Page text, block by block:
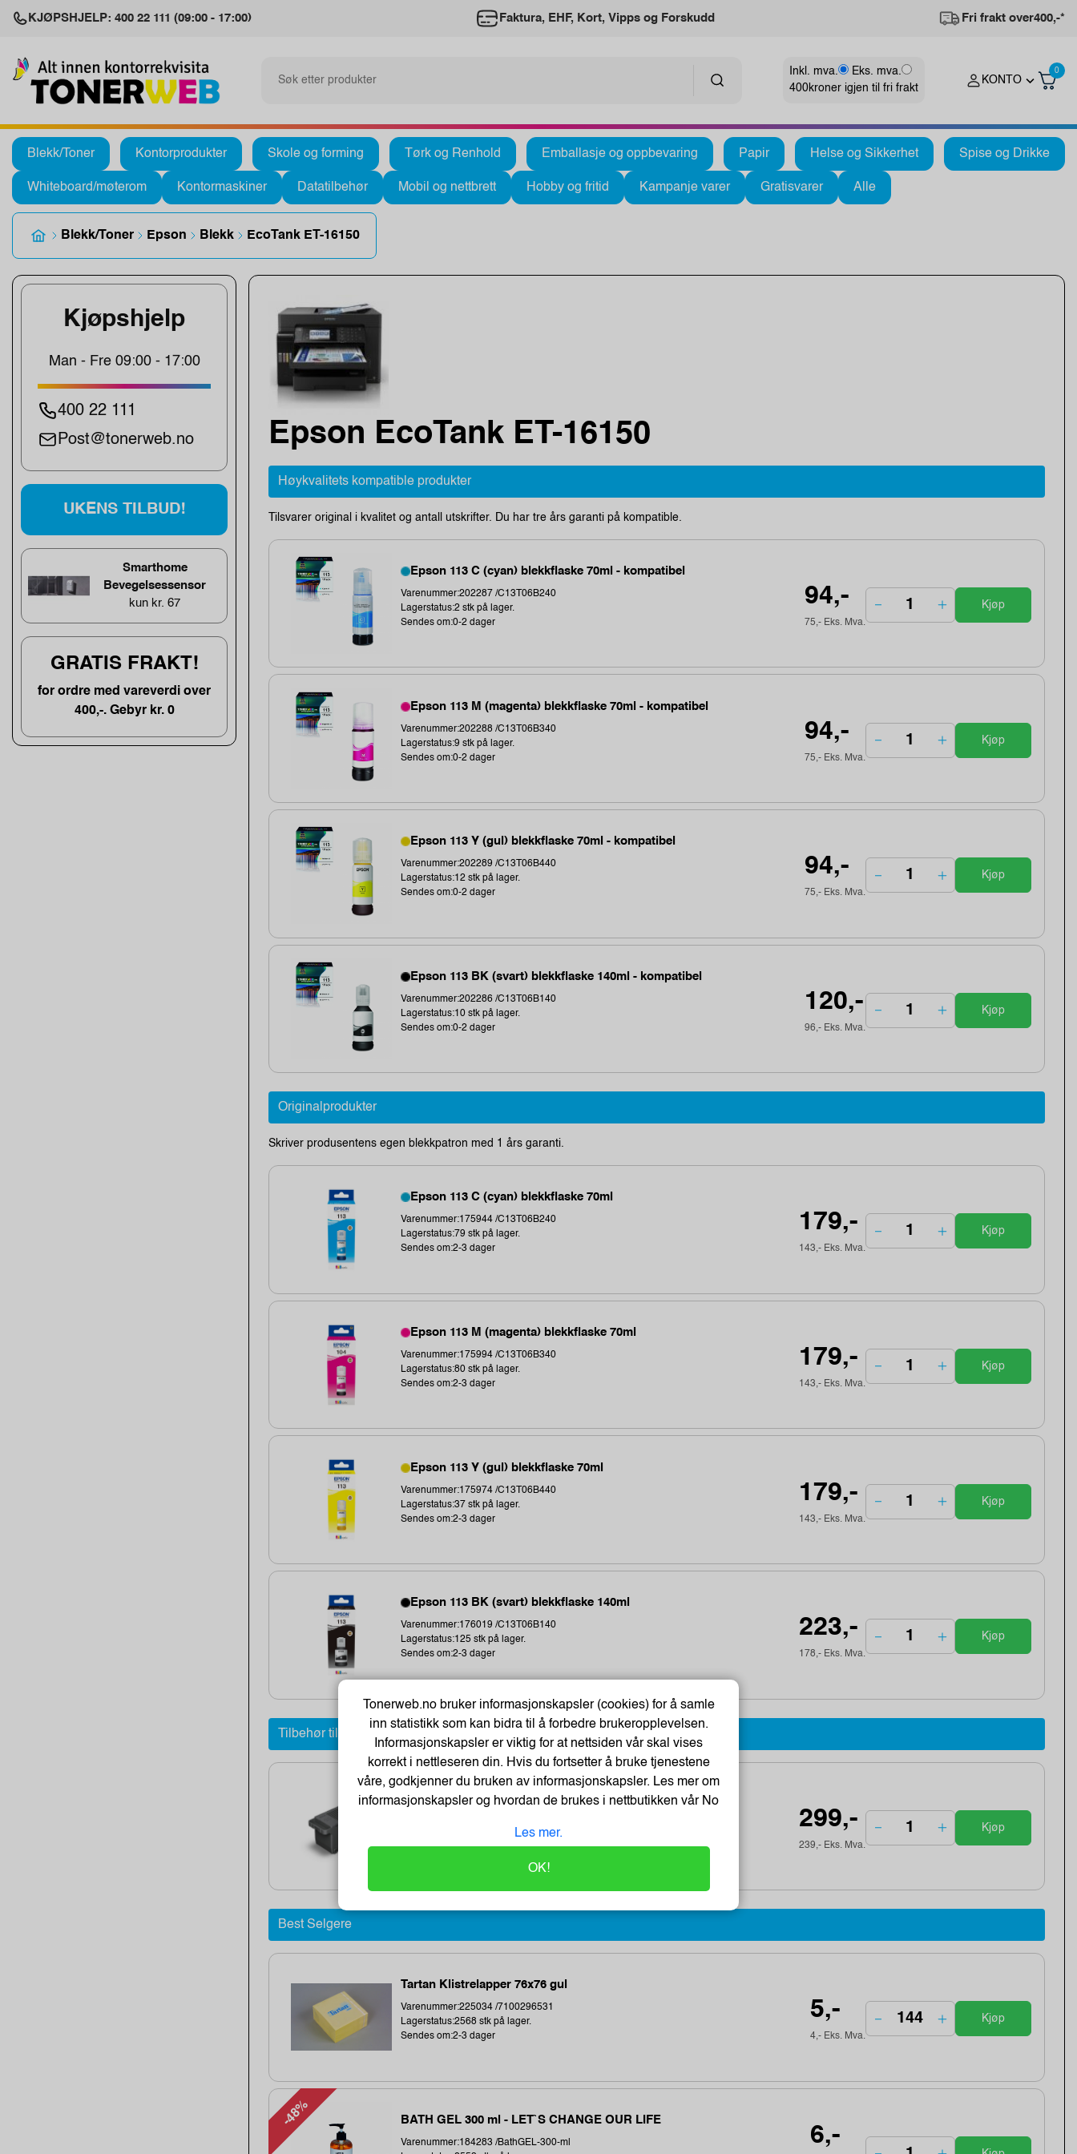
KJØPSHJELP: 400 22 111 (09:00 - 17:00) Faktura, EHF, Kort, Vipps og Forskudd Fri frakt over400,-*
Inkl. mva.
Eks. mva.
400kroner igjen til fri frakt
KONTO
0
Blekk/Toner Kontorprodukter Skole og forming Tørk og Renhold Emballasje og oppbevaring Papir Helse og Sikkerhet Spise og Drikke
Whiteboard/møterom Kontormaskiner Datatilbehør Mobil og nettbrett Hobby og fritid Kampanje varer Gratisvarer Alle
Blekk/Toner Epson Blekk EcoTank ET-16150
Kjøpshjelp
Man - Fre 09:00 - 17:00
400 22 111
Post@tonerweb.no
UKENS TILBUD!
Smarthome
Bevegelsessensor
kun kr. 67
GRATIS FRAKT!
for ordre med vareverdi over
400,-. Gebyr kr. 0
Epson EcoTank ET-16150
Høykvalitets kompatible produkter
Tilsvarer original i kvalitet og antall utskrifter. Du har tre års garanti på kompatible.
Epson 113 C (cyan) blekkflaske 70ml - kompatibel
Varenummer:202287 /C13T06B240
Lagerstatus:2 stk på lager.
Sendes om:0-2 dager
94,-
75,- Eks. Mva.
Kjøp
Epson 113 M (magenta) blekkflaske 70ml - kompatibel
Varenummer:202288 /C13T06B340
Lagerstatus:9 stk på lager.
Sendes om:0-2 dager
94,-
75,- Eks. Mva.
Kjøp
Epson 113 Y (gul) blekkflaske 70ml - kompatibel
Varenummer:202289 /C13T06B440
Lagerstatus:12 stk på lager.
Sendes om:0-2 dager
94,-
75,- Eks. Mva.
Kjøp
Epson 113 BK (svart) blekkflaske 140ml - kompatibel
Varenummer:202286 /C13T06B140
Lagerstatus:10 stk på lager.
Sendes om:0-2 dager
120,-
96,- Eks. Mva.
Kjøp
Originalprodukter
Skriver produsentens egen blekkpatron med 1 års garanti.
Epson 113 C (cyan) blekkflaske 70ml
Varenummer:175944 /C13T06B240
Lagerstatus:79 stk på lager.
Sendes om:2-3 dager
179,-
143,- Eks. Mva.
Kjøp
Epson 113 M (magenta) blekkflaske 70ml
Varenummer:175994 /C13T06B340
Lagerstatus:80 stk på lager.
Sendes om:2-3 dager
179,-
143,- Eks. Mva.
Kjøp
Epson 113 Y (gul) blekkflaske 70ml
Varenummer:175974 /C13T06B440
Lagerstatus:37 stk på lager.
Sendes om:2-3 dager
179,-
143,- Eks. Mva.
Kjøp
Epson 113 BK (svart) blekkflaske 140ml
Varenummer:176019 /C13T06B140
Lagerstatus:125 stk på lager.
Sendes om:2-3 dager
223,-
178,- Eks. Mva.
Kjøp
Tilbehør til maskinen
WF-78xx/ET-58xx/ET-166xx/L65xx/L151xx Maintenance Box
Varenummer:214044 /C12C934591
299,-
239,- Eks. Mva.
Kjøp
Best Selgere
Tartan Klistrelapper 76x76 gul
Varenummer:225034 /7100296531
Lagerstatus:2568 stk på lager.
Sendes om:2-3 dager
5,-
4,- Eks. Mva.
Kjøp
-48% BATH GEL 300 ml - LET`S CHANGE OUR LIFE
Varenummer:184283 /BathGEL-300-ml
6,-
Tonerweb.no bruker informasjonskapsler (cookies) for å samle
inn statistikk som kan bidra til å forbedre brukeropplevelsen.
Informasjonskapsler er viktig for at nettsiden vår skal vises
korrekt i nettleseren din. Hvis du fortsetter å bruke tjenestene
våre, godkjenner du bruken av informasjonskapsler. Les mer om
informasjonskapsler og hvordan de brukes i nettbutikken vårNo
Les mer.
OK!